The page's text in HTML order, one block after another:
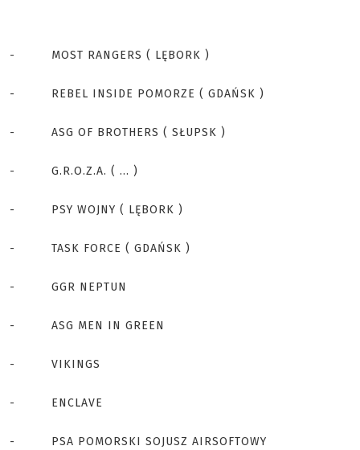
- MOST RANGERS ( LĘBORK )
- REBEL INSIDE POMORZE ( GDAŃSK )
- ASG OF BROTHERS ( SŁUPSK )
- G.R.O.Z.A. ( ... )
- PSY WOJNY ( LĘBORK )
- TASK FORCE ( GDAŃSK )
- GGR NEPTUN
- ASG MEN IN GREEN
- VIKINGS
- ENCLAVE
- PSA POMORSKI SOJUSZ AIRSOFTOWY